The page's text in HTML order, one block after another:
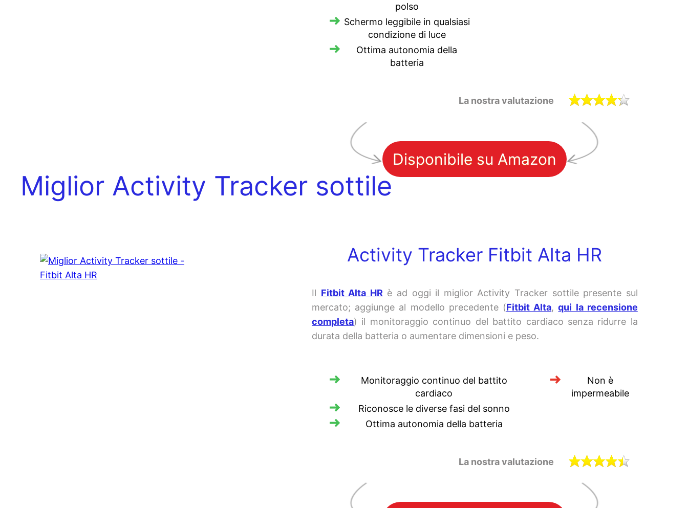
polso
Schermo leggibile in qualsiasi
condizione di luce
Ottima autonomia della
batteria
La nostra valutazione
Disponibile su Amazon
Miglior Activity Tracker sottile
Activity Tracker Fitbit Alta HR
Il Fitbit Alta HR è ad oggi il miglior Activity Tracker sottile presente sul
mercato; aggiunge al modello precedente (Fitbit Alta,qui la recensione
completa) il monitoraggio continuo del battito cardiaco senza ridurre la
durata della batteria o aumentare dimensioni e peso.
Monitoraggio continuo del battito
cardiaco
Riconosce le diverse fasi del sonno
Ottima autonomia della batteria
Non è
impermeabile
La nostra valutazione